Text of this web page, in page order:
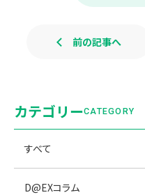
k
前の記事へ
カテゴリーCATEGORY
すべて
D@EXコラム